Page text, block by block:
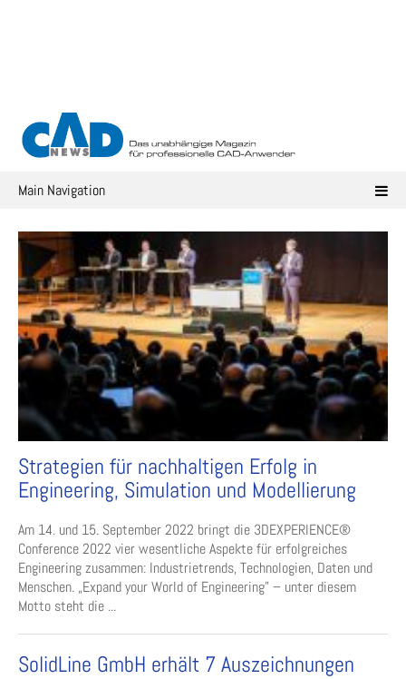
Main Navigation
Strategien für nachhaltigen Erfolg in
Engineering, Simulation und Modellierung
Am 14. und 15. September 2022 bringt die 3DEXPERIENCE®
Conference 2022 vier wesentliche Aspekte für erfolgreiches
Engineering zusammen: Industrietrends, Technologien, Daten und
Menschen. „Expand your World of Engineering” – unter diesem
Motto steht die ...
SolidLine GmbH erhält 7 Auszeichnungen